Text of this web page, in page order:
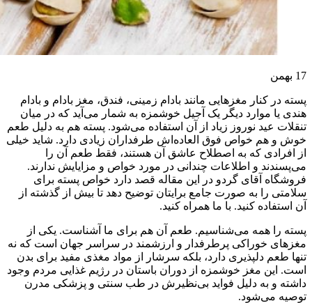
17 بهمن
پسته در کنار مغزهایی مانند بادام زمینی، فندق، مغز بادام و بادام
هندی یا موارد دیگر یک آجیل خوشمزه به شمار می‌آید که در میان
تنقلات عید نوروز زیاد از آن استفاده می‌شود. پسته هم به دلیل طعم
خوش و هم خواص فوق العاده‌اش طرفداران زیادی دارد. شاید خیلی
از افرادی که به اصطلاح عاشق آن هستند، فقط طعم آن را
می‌پسندند و اطلاعات چندانی در مورد خواص و مزایایش ندارند.
فروشگاه آقای گردو در این مقاله قصد دارد خواص پسته برای
سلامتی را به صورت جامع برایتان توضیح دهد تا بیش از گذشته از
آن استفاده کنید. با ما همراه کنید.
پسته را همه می‌شناسیم. طعم آن هم برای ما آشناست. یکی از
مغزهای خوراکی پرطرفدار و ارزشمند در سراسر جهان است که نه
تنها طعم دلپذیری دارد، بلکه سرشار از مواد مغذی مفید برای بدن
است. این مغز خوشمزه از دوران باستان در رژیم غذایی مردم وجود
داشته و به دلیل فواید بی‌نظیرش در طب سنتی و پزشکی مدرن
توصیه می‌شود.